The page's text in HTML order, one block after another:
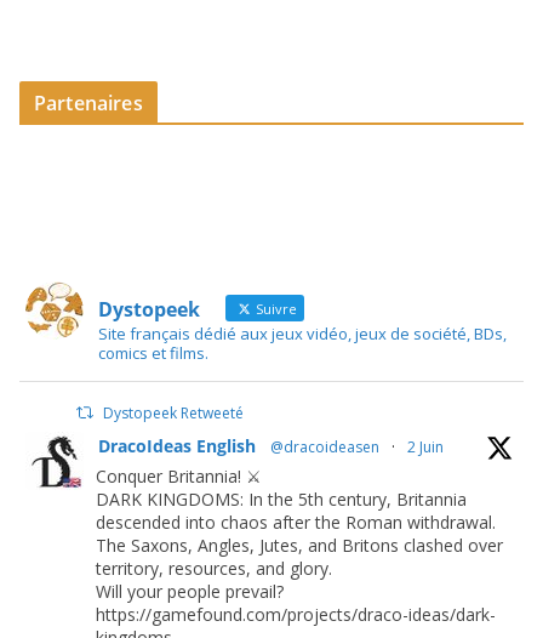
Partenaires
Dystopeek Suivre
Site français dédié aux jeux vidéo, jeux de société, BDs,
comics et films.
Dystopeek Retweeté
DracoIdeas English @dracoideasen · 2 Juin
Conquer Britannia! ⚔️
DARK KINGDOMS: In the 5th century, Britannia
descended into chaos after the Roman withdrawal.
The Saxons, Angles, Jutes, and Britons clashed over
territory, resources, and glory.
Will your people prevail?
https://gamefound.com/projects/draco-ideas/dark-